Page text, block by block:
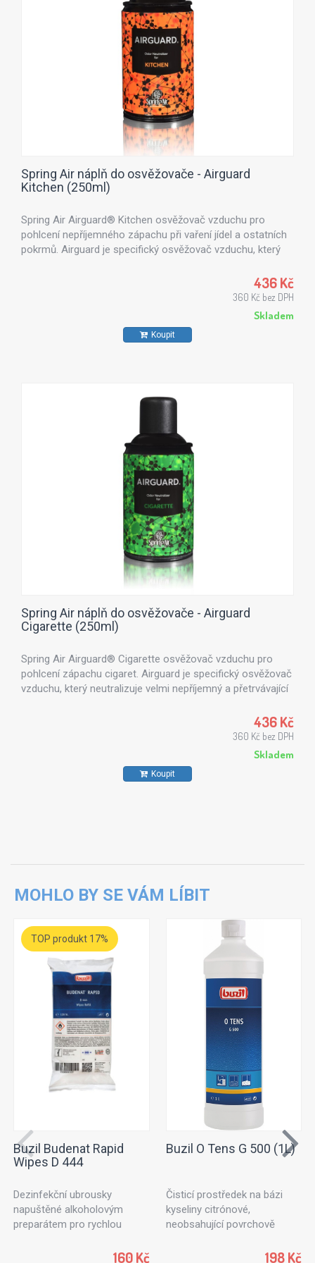
Spring Air náplň do osvěžovače - Airguard
Kitchen (250ml)
Spring Air Airguard® Kitchen osvěžovač vzduchu pro
pohlcení nepříjemného zápachu při vaření jídel a ostatních
pokrmů. Airguard je specifický osvěžovač vzduchu, který
Airguard® Kitchen pohlcuje také zápach pocházející z
bakterií a plísní. Spring Air Airguard® Kitchen je ideální pro
použití v restauracích, jídelnách, kuchyních, školách,
dopravních prostředcích hromadné dopravy a ostatních
436 Kč
360 Kč bez DPH
Skladem
Koupit
Spring Air náplň do osvěžovače - Airguard
Cigarette (250ml)
Spring Air Airguard® Cigarette osvěžovač vzduchu pro
pohlcení zápachu cigaret. Airguard je specifický osvěžovač
vzduchu, který neutralizuje velmi nepříjemný a přetrvávající
chemických pozůstatků. Spring Air Airguard® Cigarette
uvolňuje jemnou a svěží vůní s cílem eliminovat molekuly
chemikálií a toxinů, které vnikly do místnosti. Ideální pro
kuřácké místnosti, herny, kasina, obchody, lodě, karavany,
436 Kč
360 Kč bez DPH
Skladem
Koupit
MOHLO BY SE VÁM LÍBIT
TOP produkt 17%
Buzil Budenat Rapid
Wipes D 444
Dezinfekční ubrousky
napuštěné alkoholovým
preparátem pro rychlou
utěrky vhodné pro použití v
160 Kč
Buzil O Tens G 500 (1L)
Čisticí prostředek na bázi
kyseliny citrónové,
neobsahující povrchově
ošetřování textilních ploch198 Kč